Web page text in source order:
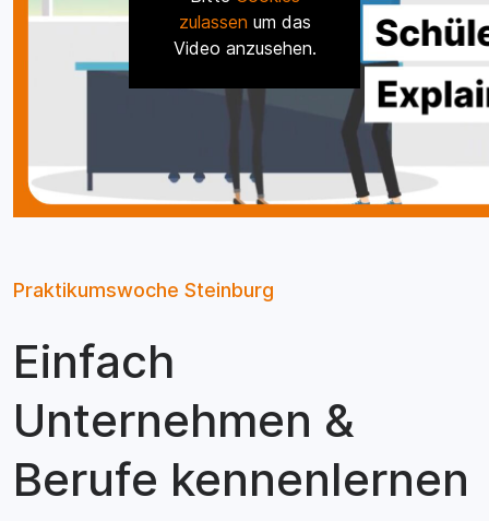
zulassen um das
Video anzusehen.
Praktikumswoche Steinburg
Einfach
Unternehmen &
Berufe kennenlernen